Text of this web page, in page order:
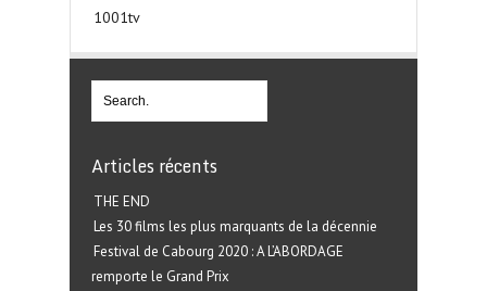
1001tv
Articles récents
THE END
Les 30 films les plus marquants de la décennie
Festival de Cabourg 2020 : A L’ABORDAGE
remporte le Grand Prix